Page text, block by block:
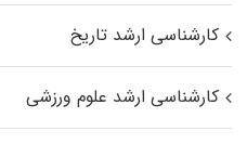
کارشناسی ارشد تاریخ
کارشناسی ارشد علوم ورزشی